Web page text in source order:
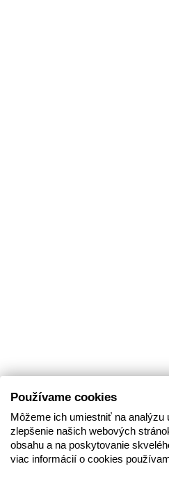
Používame cookies
Môžeme ich umiestniť na
zlepšenie našich webových
obsahu a na poskytovanie
viac informácií o cookies